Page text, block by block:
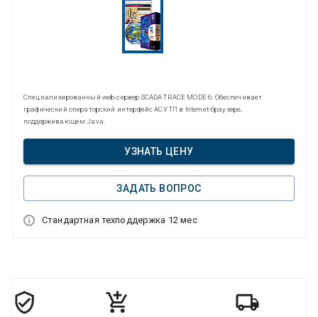
Специализированный web-сервер SCADA TRACE MODE 6. Обеспечивает
графический операторский интерфейс АСУ ТП в Internet-браузере,
поддерживающем Java.
УЗНАТЬ ЦЕНУ
ЗАДАТЬ ВОПРОС
Стандартная техподдержка 12 мес